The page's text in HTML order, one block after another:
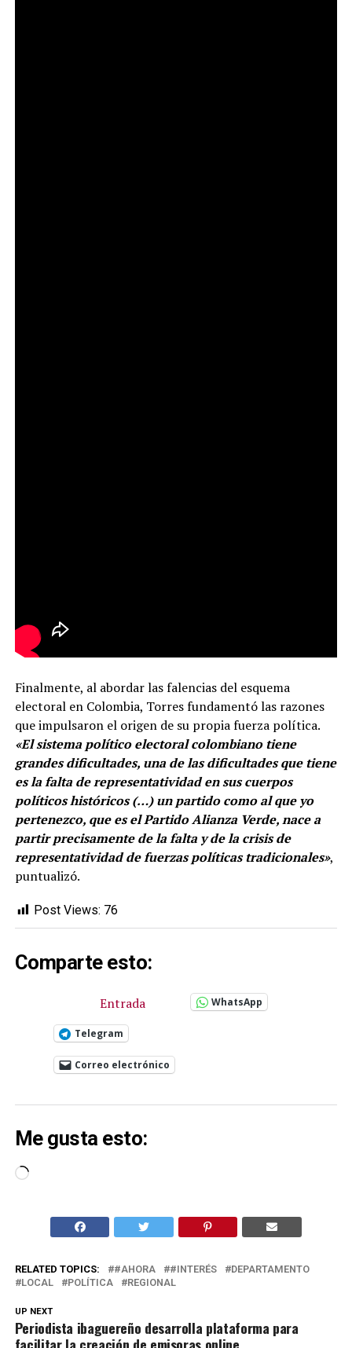
Finalmente, al abordar las falencias del esquema
electoral en Colombia, Torres fundamentó las razones
que impulsaron el origen de su propia fuerza política.
«El sistema político electoral colombiano tiene
grandes dificultades, una de las dificultades que tiene
es la falta de representatividad en sus cuerpos
políticos históricos (…) un partido como al que yo
pertenezco, que es el Partido Alianza Verde, nace a
partir precisamente de la falta y de la crisis de
representatividad de fuerzas políticas tradicionales»,
puntualizó.
Post Views: 76
Comparte esto:
Entrada WhatsApp
Telegram
Correo electrónico
Me gusta esto:
Cargando...
RELATED TOPICS: #AHORA #INTERÉS
DEPARTAMENTO
LOCAL
POLÍTICA REGIONAL
UP NEXT
Periodista ibaguereño desarrolla plataforma para